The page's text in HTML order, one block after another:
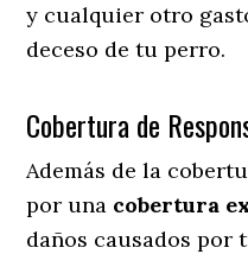
y cualquier otro
deceso de tu perro.
Cobertura de
Además de la
por una cobertura
daños causados por